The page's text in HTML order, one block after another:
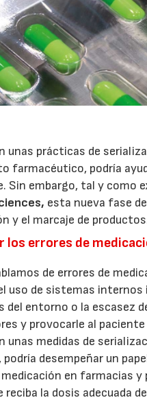
unas prácticas de
farmacéutico, podría
Sin embargo, tal y como
esta nueva fase
y el marcaje de
los errores de
de errores de
uso de sistemas
del entorno o la escasez
y provocarle al
unas medidas de
podría desempeñar un
medicación en farmacias
reciba la dosis adecuada